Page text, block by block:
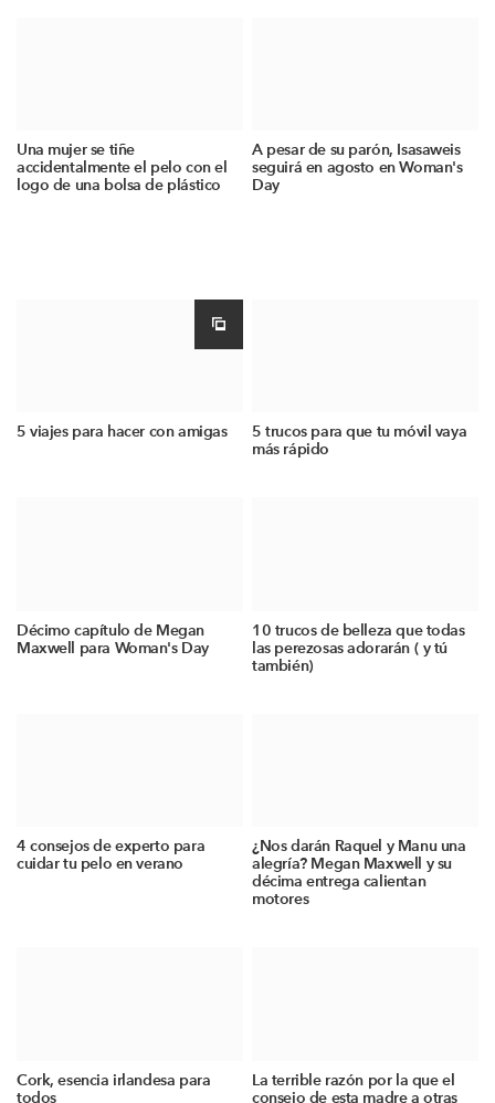
Una mujer se tiñe
accidentalmente el pelo con el
logo de una bolsa de plástico
A pesar de su parón, Isasaweis
seguirá en agosto en Woman's
Day
5 viajes para hacer con amigas
5 trucos para que tu móvil vaya
más rápido
Décimo capítulo de Megan
Maxwell para Woman's Day
10 trucos de belleza que todas
las perezosas adorarán ( y tú
también)
4 consejos de experto para
cuidar tu pelo en verano
¿Nos darán Raquel y Manu una
alegría? Megan Maxwell y su
décima entrega calientan
motores
Cork, esencia irlandesa para
todos
La terrible razón por la que el
consejo de esta madre a otras